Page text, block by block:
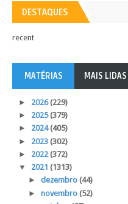
DESTAQUES
recent
MATÉRIAS MAIS LIDAS
► 2026(229)
► 2025(379)
► 2024(405)
► 2023 (302)
► 2022(372)
▼ 2021 (1313)
► dezembro (44)
► novembro (52)